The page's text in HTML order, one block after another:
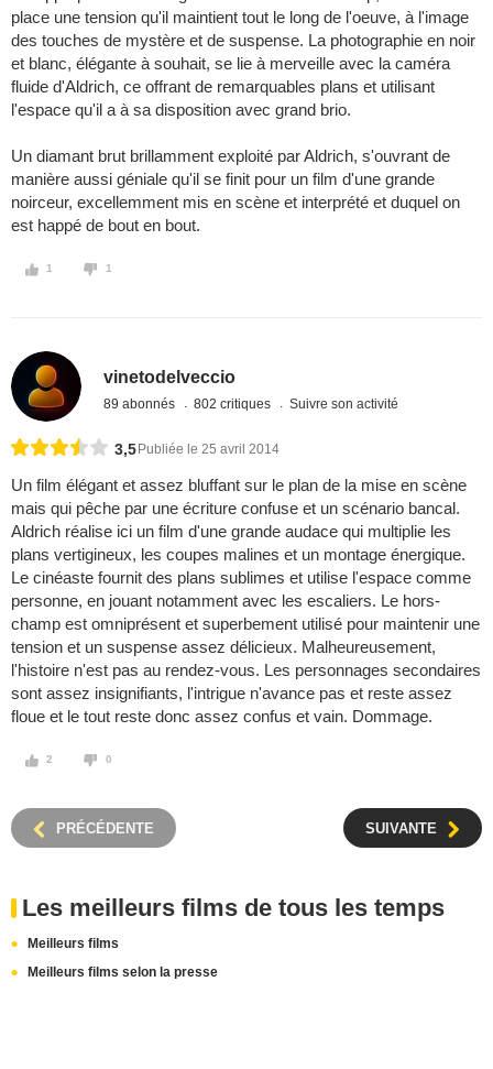
place une tension qu'il maintient tout le long de l'oeuve, à l'image
des touches de mystère et de suspense. La photographie en noir
et blanc, élégante à souhait, se lie à merveille avec la caméra
fluide d'Aldrich, ce offrant de remarquables plans et utilisant
l'espace qu'il a à sa disposition avec grand brio.
Un diamant brut brillamment exploité par Aldrich, s'ouvrant de
manière aussi géniale qu'il se finit pour un film d'une grande
noirceur, excellemment mis en scène et interprété et duquel on
est happé de bout en bout.
1 1
vinetodelveccio
89 abonnés 802 critiques Suivre son activité
3,5 Publiée le 25 avril 2014
Un film élégant et assez bluffant sur le plan de la mise en scène
mais qui pêche par une écriture confuse et un scénario bancal.
Aldrich réalise ici un film d'une grande audace qui multiplie les
plans vertigineux, les coupes malines et un montage énergique.
Le cinéaste fournit des plans sublimes et utilise l'espace comme
personne, en jouant notamment avec les escaliers. Le hors-
champ est omniprésent et superbement utilisé pour maintenir une
tension et un suspense assez délicieux. Malheureusement,
l'histoire n'est pas au rendez-vous. Les personnages secondaires
sont assez insignifiants, l'intrigue n'avance pas et reste assez
floue et le tout reste donc assez confus et vain. Dommage.
2 0
PRÉCÉDENTE SUIVANTE
Les meilleurs films de tous les temps
Meilleurs films
Meilleurs films selon la presse